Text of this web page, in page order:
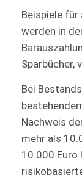
Beispiele
werden in
Sparbücher,
Bei
Nachweis
mehr als
10.000 Euro